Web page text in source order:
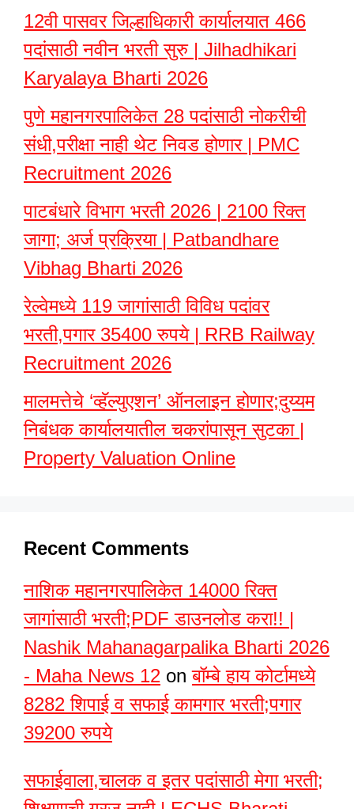
12वी पासवर जिल्हाधिकारी कार्यालयात 466
पदांसाठी नवीन भरती सुरु | Jilhadhikari
Karyalaya Bharti 2026
पुणे महानगरपालिकेत 28 पदांसाठी नोकरीची
संधी,परीक्षा नाही थेट निवड होणार | PMC
Recruitment 2026
पाटबंधारे विभाग भरती 2026 | 2100 रिक्त
जागा; अर्ज प्रक्रिया | Patbandhare
Vibhag Bharti 2026
रेल्वेमध्ये 119 जागांसाठी विविध पदांवर
भरती,पगार 35400 रुपये | RRB Railway
Recruitment 2026
मालमत्तेचे ‘व्हॅल्युएशन’ ऑनलाइन होणार;दुय्यम
निबंधक कार्यालयातील चकरांपासून सुटका |
Property Valuation Online
Recent Comments
नाशिक महानगरपालिकेत 14000 रिक्त
जागांसाठी भरती;PDF डाउनलोड करा!! |
Nashik Mahanagarpalika Bharti 2026
- Maha News 12 onबॉम्बे हाय कोर्टामध्ये
8282 शिपाई व सफाई कामगार भरती;पगार
39200 रुपये
सफाईवाला,चालक व इतर पदांसाठी मेगा भरती;